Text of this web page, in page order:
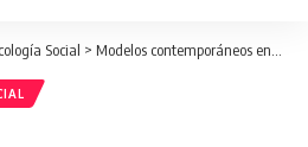
Social > Modelos contemporáneos en el estudio del prejuicio